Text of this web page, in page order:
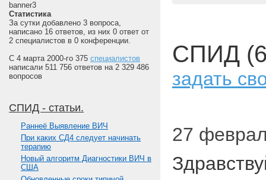
banner3
Статистика
За сутки добавлено 3 вопроса,
написано 16 ответов, из них 0 ответ от
2 специалистов в 0 конференции.
С 4 марта 2000-го 375 специалистов
написали 511 756 ответов на 2 329 486
вопросов
СПИД - статьи.
Paннеё Выявление ВИЧ
При каких СД4 следует начинать
терапию
Новый алгоритм Диагностики ВИЧ в
США
СПИД
задать
27